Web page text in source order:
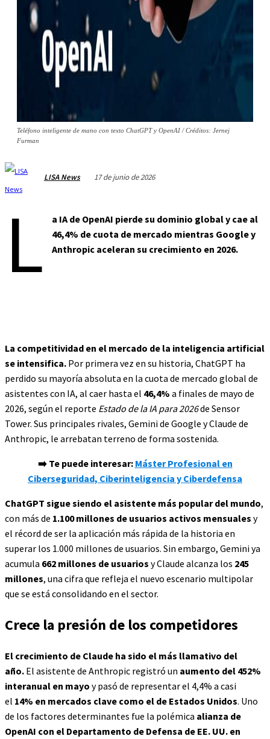
Teléfono inteligente de mano con texto ChatGPT y OpenAI / Créditos: Jernej
Furman
LISA News 17 de junio de 2026
L
a IA de OpenAI pierde su dominio global y cae al
46,4% de cuota de mercado mientras Google y
Anthropic aceleran su crecimiento en 2026.
La competitividad en el mercado de la inteligencia artificial
se intensifica. Por primera vez en su historia, ChatGPT ha
perdido su mayoría absoluta en la cuota de mercado global de
asistentes con IA, al caer hasta el 46,4% a finales de mayo de
2026, según el reporte Estado de la IA para 2026de Sensor
Tower. Sus principales rivales, Gemini de Google y Claude de
Anthropic, le arrebatan terreno de forma sostenida.
➡️ Te puede interesar: Máster Profesional en
Ciberseguridad, Ciberinteligencia y Ciberdefensa
ChatGPT sigue siendo el asistente más popular del mundo,
con más de 1.100 millones de usuarios activos mensuales y
el récord de ser la aplicación más rápida de la historia en
superar los 1.000 millones de usuarios. Sin embargo, Gemini ya
acumula 662 millones de usuarios y Claude alcanza los 245
millones, una cifra que refleja el nuevo escenario multipolar
que se está consolidando en el sector.
Crece la presión de los competidores
El crecimiento de Claude ha sido el más llamativo del
año. El asistente de Anthropic registró un aumento del 452%
interanual en mayo y pasó de representar el 4,4% a casi
el 14% en mercados clave como el de Estados Unidos. Uno
de los factores determinantes fue la polémica alianza de
OpenAI con el Departamento de Defensa de EE. UU. en